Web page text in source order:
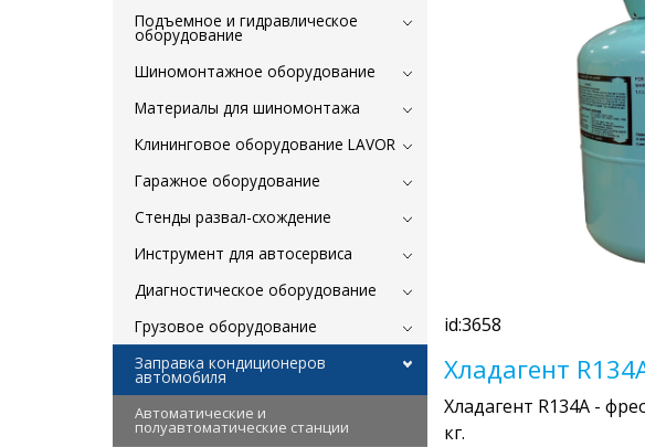
Подъемное и гидравлическое
оборудование
Шиномонтажное оборудование
Материалы для шиномонтажа
Клининговое оборудование LAVOR
Гаражное оборудование
Стенды развал-схождение
Инструмент для автосервиса
Диагностическое оборудование
Грузовое оборудование
Заправка кондиционеров
автомобиля
Автоматические и
полуавтоматические станции
id:3658
Хладагент
Хладагент R134A -
кг.